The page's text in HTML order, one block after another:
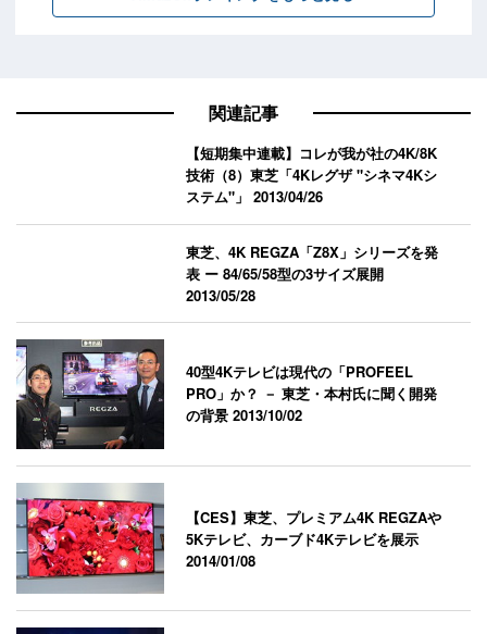
関連記事
【短期集中連載】コレが我が社の4K/8K
技術（8）東芝「4Kレグザ "シネマ4Kシ
ステム"」2013/04/26
東芝、4K REGZA「Z8X」シリーズを発
表 ー 84/65/58型の3サイズ展開
2013/05/28
40型4Kテレビは現代の「PROFEEL
PRO」か？ － 東芝・本村氏に聞く開発
の背景2013/10/02
【CES】東芝、プレミアム4K REGZAや
5Kテレビ、カーブド4Kテレビを展示
2014/01/08